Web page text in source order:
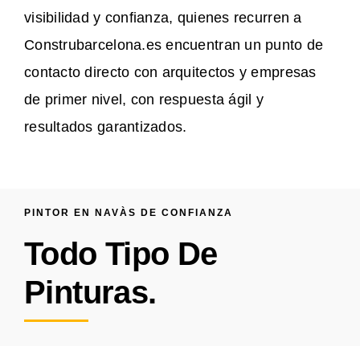
visibilidad y confianza, quienes recurren a
Construbarcelona.es encuentran un punto de
contacto directo con arquitectos y empresas
de primer nivel, con respuesta ágil y
resultados garantizados.
PINTOR EN NAVÀS DE CONFIANZA
Todo Tipo De
Pinturas.